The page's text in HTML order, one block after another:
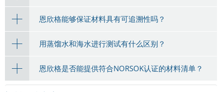
恩欣格能够保证材料具有可追溯性吗？
用蒸馏水和海水进行测试有什么区别？
恩欣格是否能提供符合NORSOK认证的材料清单？